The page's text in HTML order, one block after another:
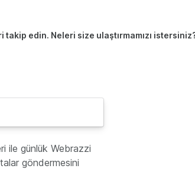
edin. Neleri size ulaştırmamızı
ile günlük Webrazzi
göndermesini